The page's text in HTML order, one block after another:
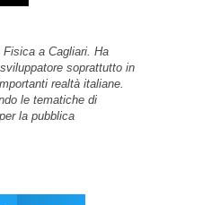
a Cagliari. Ha
soprattutto in
realtà italiane.
le tematiche di
la pubblica